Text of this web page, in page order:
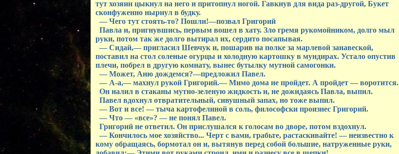
тут хозяин цыкнул на него и притопнул ногой. Гавкнув для вида раз-другой, Букет
сконфуженно нырнул в будку.
— Чего тут стоять-то? Пошли!—позвал Григорий
Павла и, пригнувшись, первым вошел в хату. Зло гремя рукомойником, долго мыл
руки, потом так же долго вытирал их, сердито посапывая.
— Сидай,— пригласил Шевчук и, пошарив на полке за марлевой занавеской,
поставил на стол соленые огурцы и холодную картошку в мундирах. Устало опустив
плечи, побрел в другую комнату, вынес бутылку мутной самогонки.
— Может, Аню дождемся?—предложил Павел.
— А-а,— махнул рукой Григорий.— Мимо дома не пройдет. А пройдет — воротится.
Он налил в стаканы мутно-зеленую жидкость и, не дожидаясь Павла, выпил.
Павел вдохнул отвратительный, сивушный запах, но тоже выпил.
— Вот и все! — тыча картофелиной в соль, философски произнес Григорий.
— Что — «все»? — не понял Павел.
Григорий не ответил. Он прислушался к голосам во дворе, потом вздохнул.
— Кончилось мое хозяйство... Черт с вами, грабьте, растаскивайте! — неизвестно к
кому обращаясь, бормотал он и, вытянув перед собой большие, натруженные руки,